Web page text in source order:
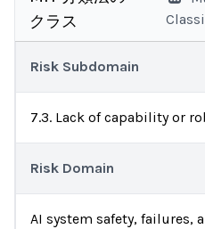
クラス
Risk Subdomain
7.3. Lack of capability or
Risk Domain
AI system safety, failures,